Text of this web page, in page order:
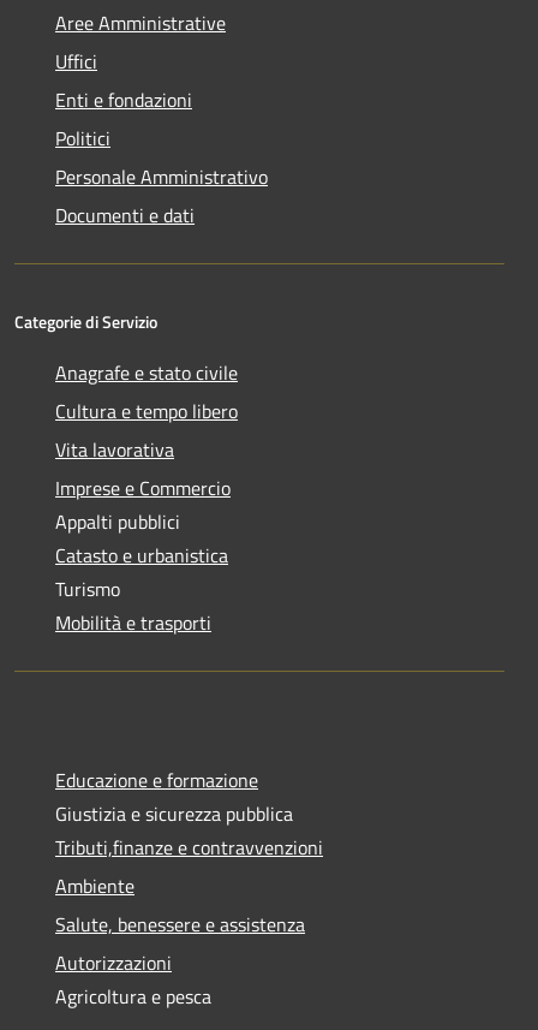
Aree Amministrative
Uffici
Enti e fondazioni
Politici
Personale Amministrativo
Documenti e dati
Categorie di Servizio
Anagrafe e stato civile
Cultura e tempo libero
Vita lavorativa
Imprese e Commercio
Appalti pubblici
Catasto e urbanistica
Turismo
Mobilità e trasporti
Educazione e formazione
Giustizia e sicurezza pubblica
Tributi,finanze e contravvenzioni
Ambiente
Salute, benessere e assistenza
Autorizzazioni
Agricoltura e pesca